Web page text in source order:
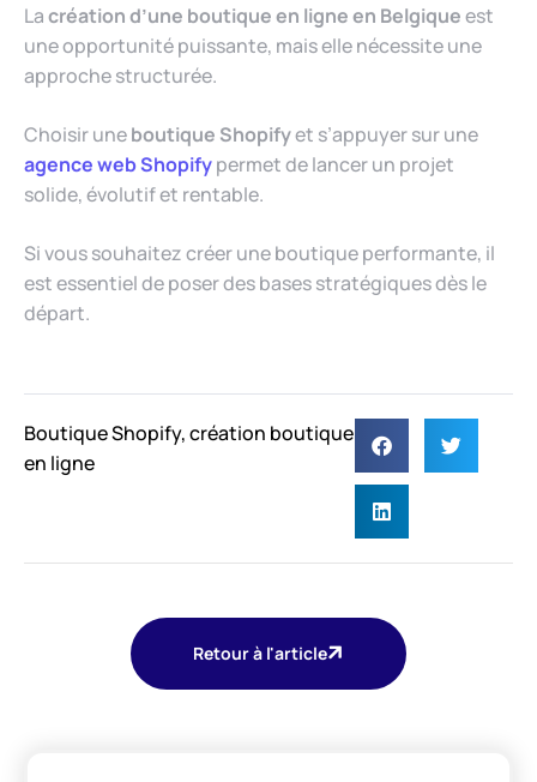
Lacréation d’une boutique en ligne en Belgiqueest
une opportunité puissante, mais elle nécessite une
approche structurée.
Choisir uneboutique Shopifyet s’appuyer sur une
agence web Shopifypermet de lancer un projet
solide, évolutif et rentable.
Si vous souhaitez créer une boutique performante, il
est essentiel de poser des bases stratégiques dès le
départ.
Boutique Shopify,création boutique
en ligne
Retour à l'article